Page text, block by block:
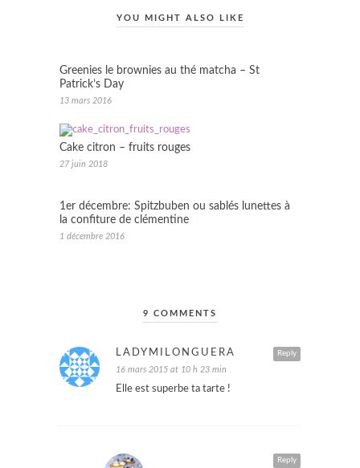
YOU MIGHT ALSO LIKE
Greenies le brownies au thé matcha – St
Patrick’s Day
13 mars 2016
Cake citron – fruits rouges
27 juin 2018
1er décembre: Spitzbuben ou sablés lunettes à
la confiture de clémentine
1 décembre 2016
9 COMMENTS
Reply
LADYMILONGUERA
16 mars 2015 at 10 h 23 min
Elle est superbe ta tarte !
Reply